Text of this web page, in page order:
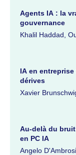
Agents IA : la
gouvernance
Khalil Haddad,
IA en
dérives
Xavier
Au-delà du
en PC IA
Angelo